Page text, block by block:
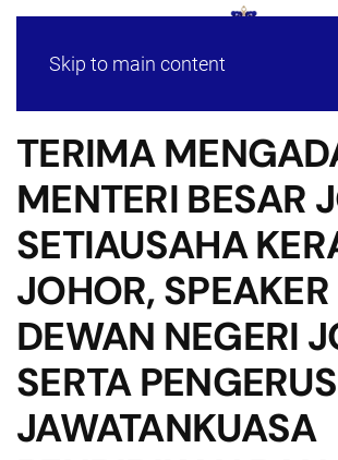
Skip to main content
TERIMA
MENTERI BESAR
SETIAUSAHA
JOHOR, SPEAKER
DEWAN NEGERI
SERTA
JAWATANKUASA